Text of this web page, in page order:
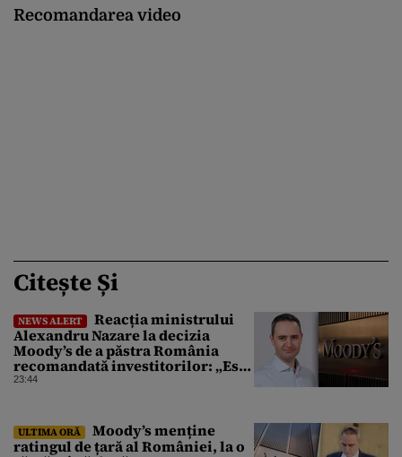
Recomandarea video
Citește Și
NEWS ALERT
Reacția ministrului
Alexandru Nazare la decizia
Moody’s de a păstra România
recomandată investitorilor: „Este
un răgaz, dar în niciun caz un
23:44
ULTIMA ORĂ
Moody’s menține
ratingul de țară al României, la o